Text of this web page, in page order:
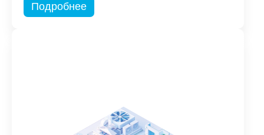
Подробнее